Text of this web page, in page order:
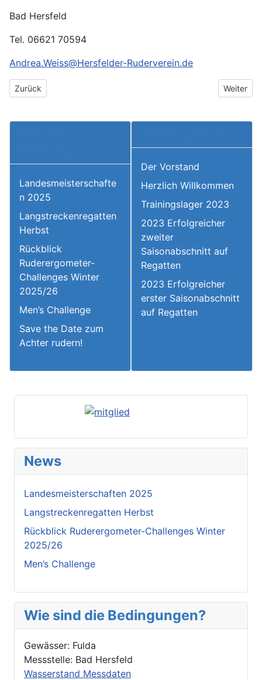
Bad Hersfeld
Tel. 06621 70594
Andrea.Weiss@Hersfelder-Ruderverein.de
Vorheriger Beitrag: Trainingsmöglichkeiten Sommerferien
Zurück Nächster
Weiter
News
Landesmeisterschaften 2025
Langstreckenregatten Herbst
Rückblick Ruderergometer-Challenges Winter
2025/26
Men’s Challenge
Wie sind die Bedingungen?
Gewässer: Fulda
Messstelle: Bad Hersfeld
Wasserstand Messdaten
Landesmeisterschafte
n 2025
Langstreckenregatten
Herbst
Rückblick
Ruderergometer-
Challenges Winter
2025/26
Men’s Challenge
Save the Date zum
Achter rudern!
Der Vorstand
Herzlich Willkommen
Trainingslager 2023
2023 Erfolgreicher
zweiter
Saisonabschnitt auf
Regatten
2023 Erfolgreicher
erster Saisonabschnitt
auf Regatten